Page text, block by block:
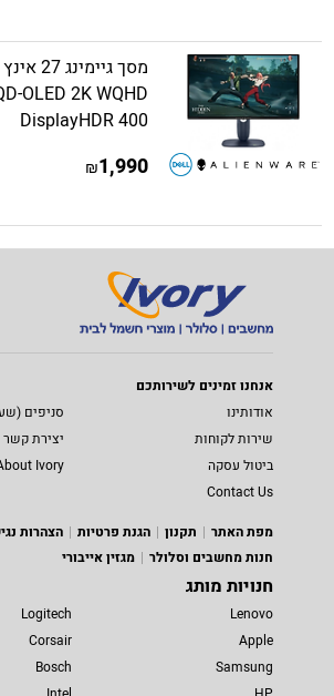
OLED 2K WQHD
DisplayHDR 400
1,990
₪
אנחנו זמינים לשירותכם
אודותינו
סניפים
שירות לקוחות
יצירת קשר
ביטול עסקה
Ivory
Contact Us
מפת האתר
תקנון הגנת פרטיות
הצהרות
חנות מחשבים וסלולר
מגזין אייבורי
חנויות מותג
Lenovo
Apple
Samsung
Logitech
Corsair
Bosch